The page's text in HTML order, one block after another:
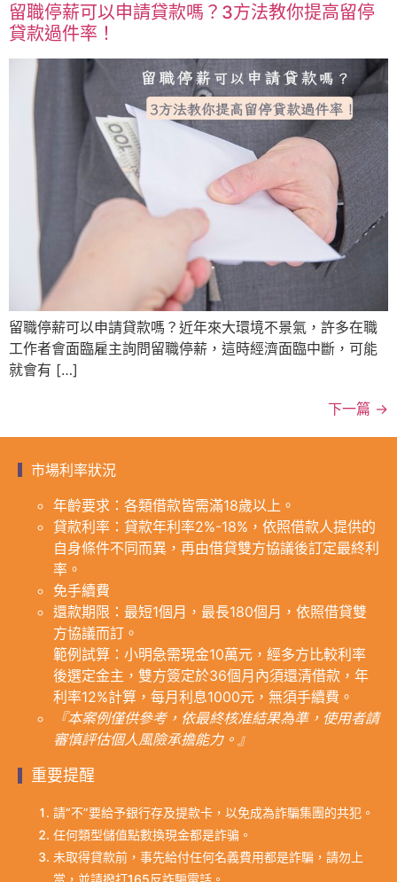
留職停薪可以申請貸款嗎？3方法教你提高留停
貸款過件率！
留職停薪可以申請貸款嗎？近年來大環境不景氣，許多在職
工作者會面臨雇主詢問留職停薪，這時經濟面臨中斷，可能
就會有 […]
下一篇 →
市場利率狀況
年齡要求：各類借款皆需滿18歲以上。
貸款利率：貸款年利率2%-18%，依照借款人提供的
自身條件不同而異，再由借貸雙方協議後訂定最終利
率。
免手續費
還款期限：最短1個月，最長180個月，依照借貸雙
方協議而訂。
範例試算：小明急需現金10萬元，經多方比較利率
後選定金主，雙方簽定於36個月內須還清借款，年
利率12%計算，每月利息1000元，無須手續費。
『本案例僅供參考，依最終核准結果為準，使用者請
審慎評估個人風險承擔能力。』
重要提醒
請“不”要給予銀行存及提款卡，以免成為詐騙集團的共犯。
任何類型儲值點數換現金都是詐骗。
未取得貸款前，事先給付任何名義費用都是詐騙，請勿上
當，並請撥打165反詐騙電話。